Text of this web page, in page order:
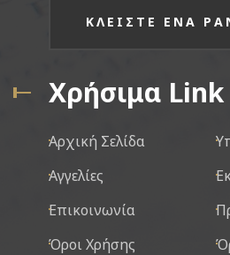
ΚΛΕΙΣΤΕ ΕΝΑ
Χρήσιμα Link
Αρχική Σελίδα
Αγγελίες
Επικοινωνία
Όροι Χρήσης